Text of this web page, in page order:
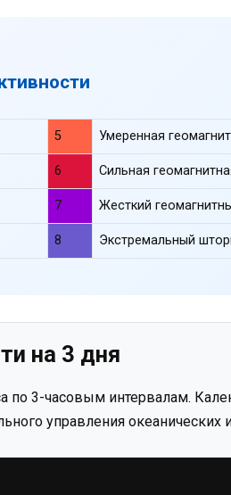
5 Умеренная
6 Сильная
7 Жесткий
8 Экстремальный
на 3 дня
по 3-часовым интервалам.
управления